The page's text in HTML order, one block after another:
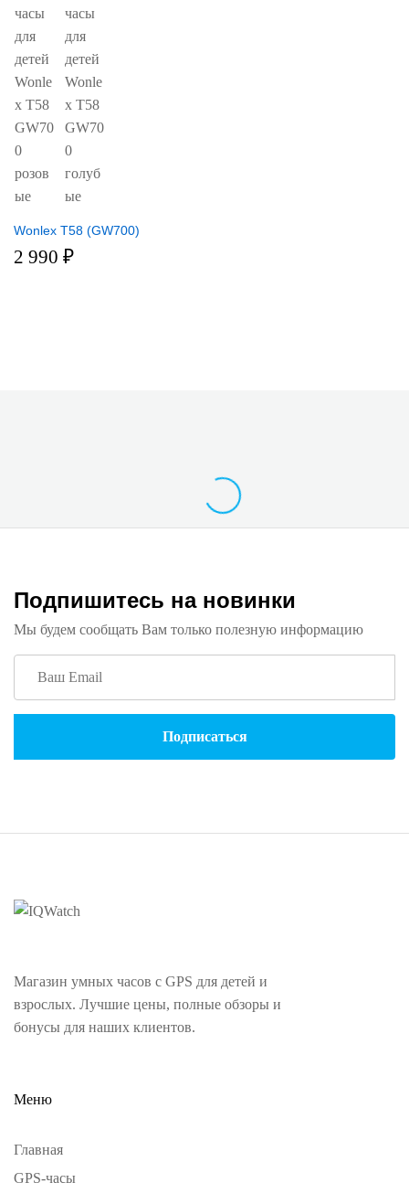
Wonlex T58 (GW700)
2 990 ₽
Подпишитесь на новинки
Мы будем сообщать Вам только полезную информацию
Магазин умных часов с GPS для детей и
взрослых. Лучшие цены, полные обзоры и
бонусы для наших клиентов.
Меню
Главная
GPS-часы